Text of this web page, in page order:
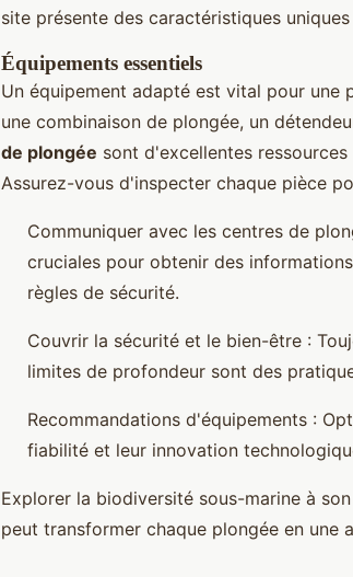
site présente des caractéristiques
Équipements essentiels
Un équipement adapté est vital pour une
une combinaison de plongée, un
de plongée sont d'excellentes
Assurez-vous d'inspecter chaque pièce
Communiquer avec les centres de
cruciales pour obtenir des
règles de sécurité.
Couvrir la sécurité et le bien-être :
limites de profondeur sont des
Recommandations d'équipements :
fiabilité et leur innovation
Explorer la biodiversité sous-marine à
peut transformer chaque plongée en une